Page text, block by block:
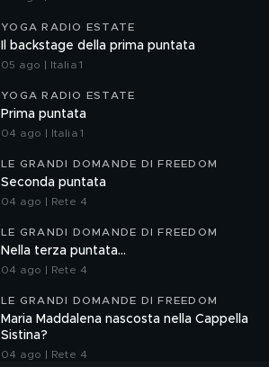
YOGA RADIO ESTATE
Il backstage della prima puntata
05 ago | Italia 1
YOGA RADIO ESTATE
Prima puntata
04 ago | Italia 1
LE GRANDI DOMANDE DI FREEDOM
Seconda puntata
04 ago | Rete 4
LE GRANDI DOMANDE DI FREEDOM
Nella terza puntata...
04 ago | Rete 4
LE GRANDI DOMANDE DI FREEDOM
Maria Maddalena nascosta nella Cappella
Sistina?
04 ago | Rete 4